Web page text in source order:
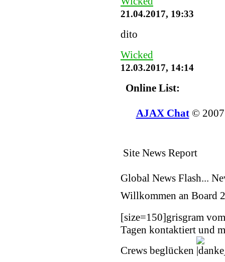
21.04.2017, 19:33
dito
Wicked
12.03.2017, 14:14
Online List:
AJAX Chat©
Site News Report
Global News Flash...
Willkommen an Board
[size=150]grisgram
Tagen kontaktiert und
Crews beglücken